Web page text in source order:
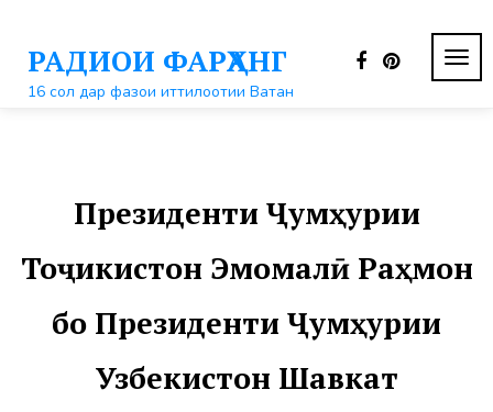
контентуРАДИОИ ФАРҲАНГ
16 сол дар фазои иттилоотии Ватан
Президенти Ҷумҳурии
Тоҷикистон Эмомалӣ Раҳмон
бо Президенти Ҷумҳурии
Узбекистон Шавкат